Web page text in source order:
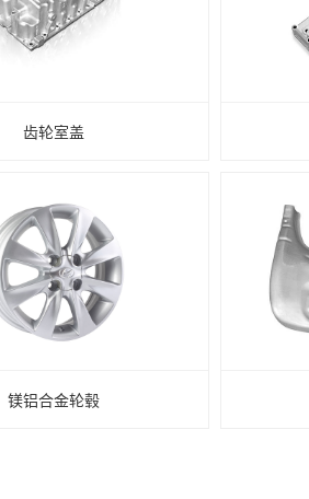
齿轮室盖
镁铝合金轮毂